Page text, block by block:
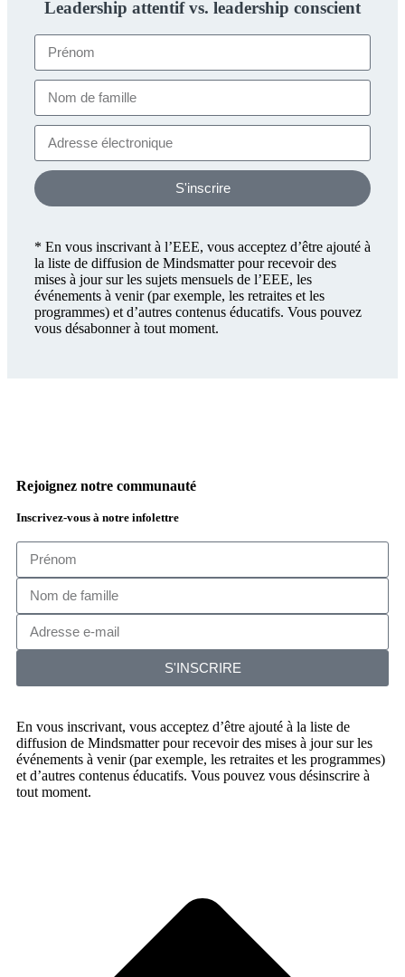
Leadership attentif vs. leadership conscient
S'inscrire
* En vous inscrivant à l’EEE, vous acceptez d’être ajouté à
la liste de diffusion de Mindsmatter pour recevoir des
mises à jour sur les sujets mensuels de l’EEE, les
événements à venir (par exemple, les retraites et les
programmes) et d’autres contenus éducatifs. Vous pouvez
vous désabonner à tout moment.
Rejoignez notre communauté
Inscrivez-vous à notre infolettre
S'INSCRIRE
En vous inscrivant, vous acceptez d’être ajouté à la liste de
diffusion de Mindsmatter pour recevoir des mises à jour sur les
événements à venir (par exemple, les retraites et les programmes)
et d’autres contenus éducatifs. Vous pouvez vous désinscrire à
tout moment.